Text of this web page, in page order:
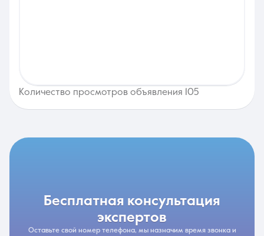
Количество просмотров объявления 105
бесплатная консультация
экспертов
Оставьте свой номер телефона, мы назначим время звонка и